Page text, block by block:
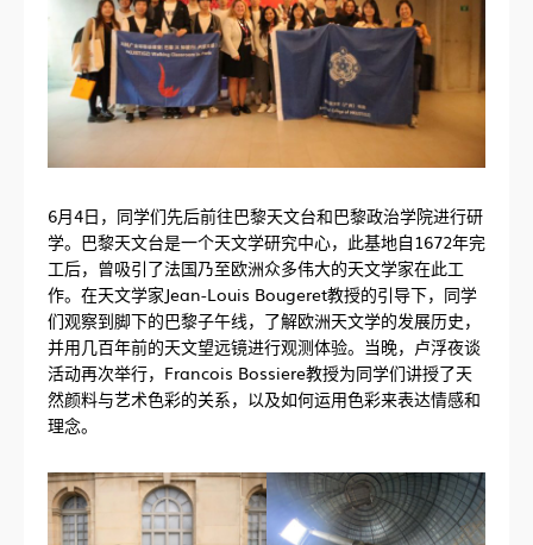
6月4日，同学们先后前往巴黎天文台和巴黎政治学院进行研
学。巴黎天文台是一个天文学研究中心，此基地自1672年完
工后，曾吸引了法国乃至欧洲众多伟大的天文学家在此工
作。在天文学家Jean-Louis Bougeret教授的引导下，同学
们观察到脚下的巴黎子午线，了解欧洲天文学的发展历史，
并用几百年前的天文望远镜进行观测体验。当晚，卢浮夜谈
活动再次举行，Francois Bossiere教授为同学们讲授了天
然颜料与艺术色彩的关系，以及如何运用色彩来表达情感和
理念。